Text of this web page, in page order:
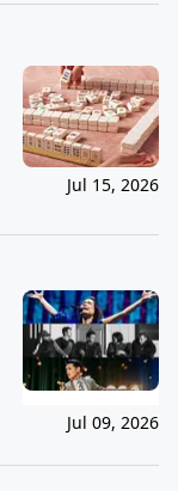
Jul 15, 2026
Jul 09, 2026